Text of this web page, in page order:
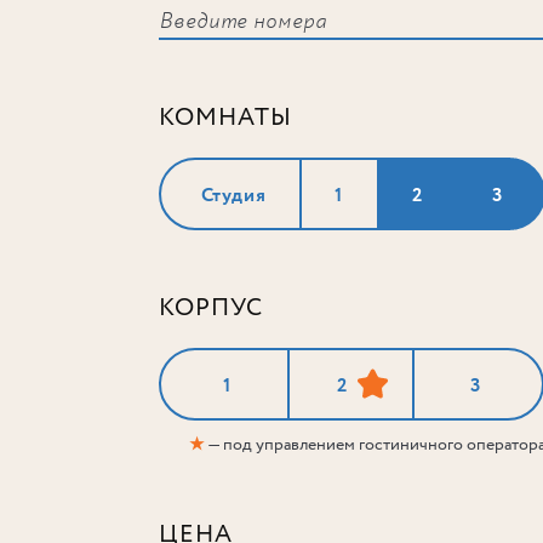
КОМНАТЫ
Студия 1 2 3
КОРПУС
1 2 3
★— под управлением гостиничного
ЦЕНА